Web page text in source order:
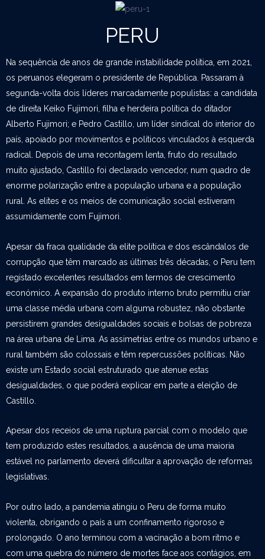
PERU
Na sequência de anos de grande instabilidade política, em 2021,
os peruanos elegeram o presidente de República. Passaram à
segunda-volta dois líderes marcadamente populistas: a candidata
de direita Keiko Fujimori, filha e herdeira política do ditador
Alberto Fujimori; e Pedro Castillo, um líder sindical do interior do
país, apoiado por movimentos e políticos vinculados à esquerda
radical. Depois de uma recontagem lenta, fruto do resultado
muito ajustado, Castillo foi declarado vencedor, num quadro de
enorme polarização entre a população urbana e a população
rural. As elites e os meios de comunicação social estiveram
assumidamente com Fujimori.
Apesar da fraca qualidade da elite política e dos escândalos de
corrupção que têm marcado as últimas três décadas, o Peru tem
registado excelentes resultados em termos de crescimento
económico. A expansão do produto interno bruto permitiu criar
uma classe média urbana com alguma robustez, não obstante
persistirem grandes desigualdades sociais e bolsas de pobreza
na área urbana de Lima. As assimetrias entre os mundos urbano e
rural também são colossais e têm repercussões políticas. Não
existe um Estado social estruturado que atenue estas
desigualdades, o que poderá explicar em parte a eleição de
Castillo.
Apesar dos receios de uma ruptura parcial com o modelo que
tem produzido estes resultados, a ausência de uma maioria
estável no parlamento deverá dificultar a aprovação de reformas
legislativas.
Por outro lado, a pandemia atingiu o Peru de forma muito
violenta, obrigando o país a um confinamento rigoroso e
prolongado. O ano terminou com a vacinação a bom ritmo e
com uma quebra do número de mortes face aos contágios, em